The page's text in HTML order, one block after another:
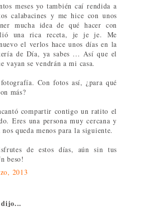
meses yo también caí rendida a
calabacines y me hice con unos
mucha idea de qué hacer con
una rica receta, je je je. Me
el verlos hace unos días en la
de Día, ya sabes ... Así que el
vayan se vendrán a mi casa.
Con fotos así, ¿para qué
más?
compartir contigo un ratito el
Eres una persona muy cercana y
queda menos para la siguiente.
de estos días, aún sin tus
beso!
2013
dijo...